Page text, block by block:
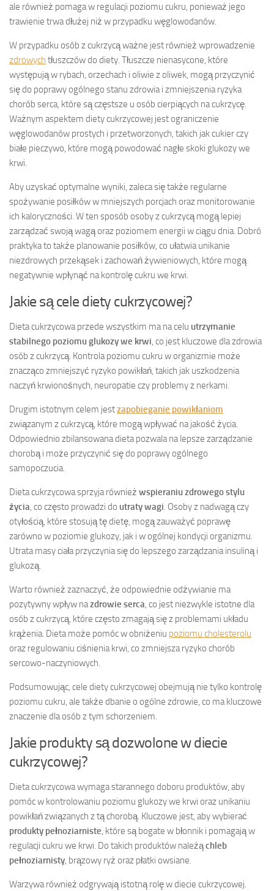
ale również pomaga w regulacji poziomu cukru, ponieważ jego
trawienie trwa dłużej niż w przypadku węglowodanów.
W przypadku osób z cukrzycą ważne jest również wprowadzenie
zdrowych tłuszczów do diety. Tłuszcze nienasycone, które
występują w rybach, orzechach i oliwie z oliwek, mogą przyczynić
się do poprawy ogólnego stanu zdrowia i zmniejszenia ryzyka
chorób serca, które są częstsze u osób cierpiących na cukrzycę.
Ważnym aspektem diety cukrzycowej jest ograniczenie
węglowodanów prostych i przetworzonych, takich jak cukier czy
białe pieczywo, które mogą powodować nagłe skoki glukozy we
krwi.
Aby uzyskać optymalne wyniki, zaleca się także regularne
spożywanie posiłków w mniejszych porcjach oraz monitorowanie
ich kaloryczności. W ten sposób osoby z cukrzycą mogą lepiej
zarządzać swoją wagą oraz poziomem energii w ciągu dnia. Dobró
praktyka to także planowanie posiłków, co ułatwia unikanie
niezdrowych przekąsek i zachowań żywieniowych, które mogą
negatywnie wpłynąć na kontrolę cukru we krwi.
Jakie są cele diety cukrzycowej?
Dieta cukrzycowa przede wszystkim ma na celu utrzymanie
stabilnego poziomu glukozy we krwi, co jest kluczowe dla zdrowia
osób z cukrzycą. Kontrola poziomu cukru w organizmie może
znacząco zmniejszyć ryzyko powikłań, takich jak uszkodzenia
naczyń krwionośnych, neuropatie czy problemy z nerkami.
Drugim istotnym celem jestzapobieganie powikłaniom
związanym z cukrzycą, które mogą wpływać na jakość życia.
Odpowiednio zbilansowana dieta pozwala na lepsze zarządzanie
chorobą i może przyczynić się do poprawy ogólnego
samopoczucia.
Dieta cukrzycowa sprzyja również wspieraniu zdrowego stylu
życia, co często prowadzi do utraty wagi. Osoby z nadwagą czy
otyłością, które stosują tę dietę, mogą zauważyć poprawę
zarówno w poziomie glukozy, jak i w ogólnej kondycji organizmu.
Utrata masy ciała przyczynia się do lepszego zarządzania insuliną i
glukozą.
Warto również zaznaczyć, że odpowiednie odżywianie ma
pozytywny wpływ nazdrowie serca, co jest niezwykle istotne dla
osób z cukrzycą, które często zmagają się z problemami układu
krążenia. Dieta może pomóc w obniżeniu poziomu cholesterolu
oraz regulowaniu ciśnienia krwi, co zmniejsza ryzyko chorób
sercowo-naczyniowych.
Podsumowując, cele diety cukrzycowej obejmują nie tylko kontrolę
poziomu cukru, ale także dbanie o ogólne zdrowie, co ma kluczowe
znaczenie dla osób z tym schorzeniem.
Jakie produkty są dozwolone w diecie
cukrzycowej?
Dieta cukrzycowa wymaga starannego doboru produktów, aby
pomóc w kontrolowaniu poziomu glukozy we krwi oraz unikaniu
powikłań związanych z tą chorobą. Kluczowe jest, aby wybierać
produkty pełnoziarniste, które są bogate w błonnik i pomagają w
regulacji cukru we krwi. Do takich produktów należąchleb
pełnoziarnisty, brązowy ryż oraz płatki owsiane.
Warzywa również odgrywają istotną rolę w diecie cukrzycowej.